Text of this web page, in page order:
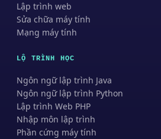
Lập trình web
Sửa chữa máy tính
Mạng máy tính
LỘ TRÌNH HỌC
Ngôn ngữ lập trình Java
Ngôn ngữ lập trình Python
Lập trình Web PHP
Nhập môn lập trình
Phần cứng máy tính